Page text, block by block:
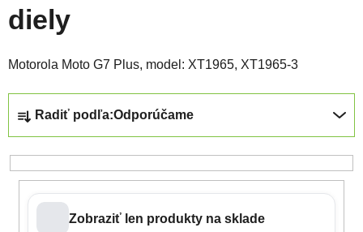
diely
Motorola Moto G7 Plus, model: XT1965, XT1965-3
Radiť podľa:Odporúčame
Zobraziť len produkty na sklade